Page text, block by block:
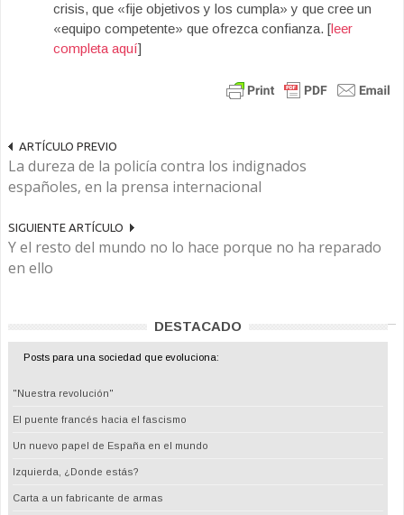
crisis, que «fije objetivos y los cumpla» y que cree un
«equipo competente» que ofrezca confianza. [leer
completa aquí]
ARTÍCULO PREVIO
La dureza de la policía contra los indignados
españoles, en la prensa internacional
SIGUIENTE ARTÍCULO
Y el resto del mundo no lo hace porque no ha reparado
en ello
DESTACADO
Posts para una sociedad que evoluciona:
"Nuestra revolución"
El puente francés hacia el fascismo
Un nuevo papel de España en el mundo
Izquierda, ¿Donde estás?
Carta a un fabricante de armas